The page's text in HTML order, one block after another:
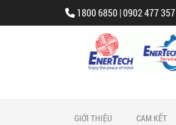
1800 6850 | 0902 477 357
GIỚI THIỆU CAM KẾT